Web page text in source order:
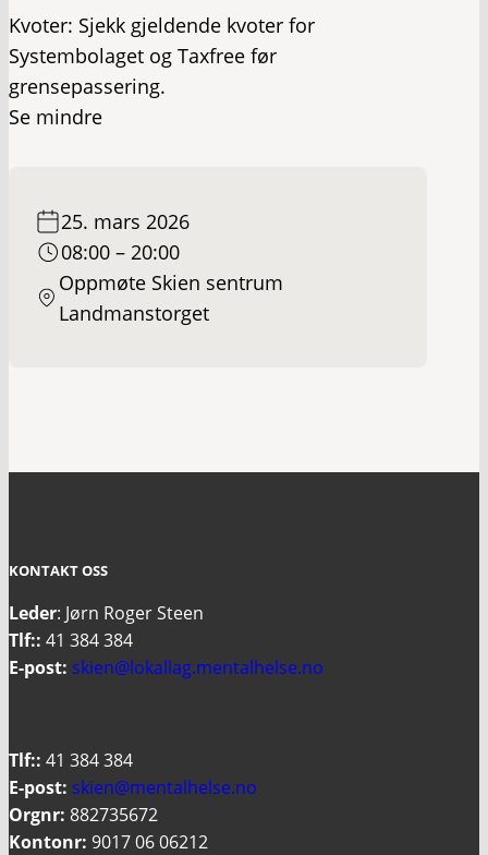
Kvoter: Sjekk gjeldende kvoter for
Systembolaget og Taxfree før
grensepassering.
Se mindre
25. mars 2026
08:00 – 20:00
​Oppmøte Skien sentrum
Landmanstorget
KONTAKT OSS
Leder: Jørn Roger Steen
Tlf:: 41 384 384
E-post: skien@lokallag.mentalhelse.no
Tlf:: 41 384 384
E-post: skien@mentalhelse.no
Orgnr: 882735672
Kontonr: 9017 06 06212